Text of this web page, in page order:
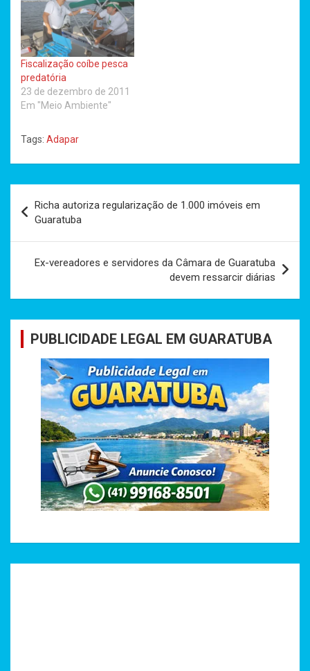
Fiscalização coíbe pesca
predatória
23 de dezembro de 2011
Em "Meio Ambiente"
Tags: Adapar
de
Post
Richa autoriza regularização de 1.000 imóveis em
Guaratuba
Ex-vereadores e servidores da Câmara de Guaratuba
devem ressarcir diárias
PUBLICIDADE LEGAL EM GUARATUBA